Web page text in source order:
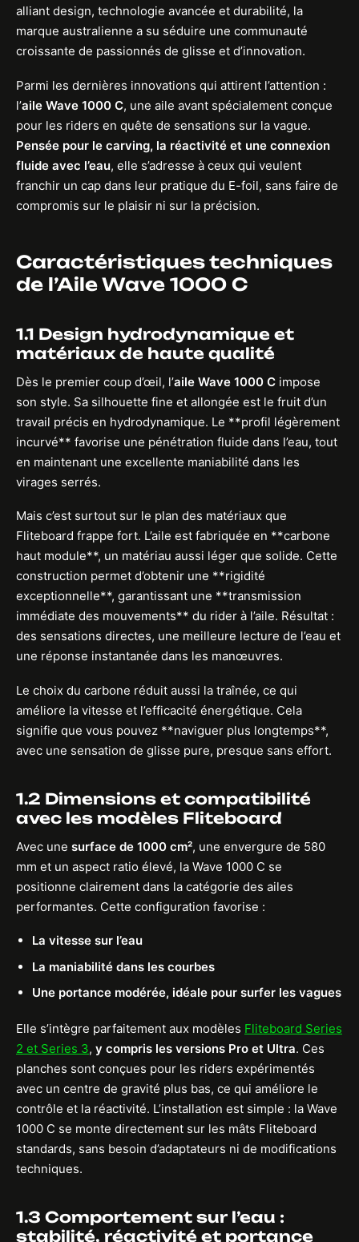
alliant design, technologie avancée et durabilité, la
marque australienne a su séduire une communauté
croissante de passionnés de glisse et d’innovation.
Parmi les dernières innovations qui attirent l’attention :
l’aile Wave 1000 C, une aile avant spécialement conçue
pour les riders en quête de sensations sur la vague.
Pensée pour le carving, la réactivité et une connexion
fluide avec l’eau, elle s’adresse à ceux qui veulent
franchir un cap dans leur pratique du E-foil, sans faire de
compromis sur le plaisir ni sur la précision.
Caractéristiques techniques
de l’Aile Wave 1000 C
1.1 Design hydrodynamique et
matériaux de haute qualité
Dès le premier coup d’œil, l’aile Wave 1000 C impose
son style. Sa silhouette fine et allongée est le fruit d’un
travail précis en hydrodynamique. Le **profil légèrement
incurvé** favorise une pénétration fluide dans l’eau, tout
en maintenant une excellente maniabilité dans les
virages serrés.
Mais c’est surtout sur le plan des matériaux que
Fliteboard frappe fort. L’aile est fabriquée en **carbone
haut module**, un matériau aussi léger que solide. Cette
construction permet d’obtenir une **rigidité
exceptionnelle**, garantissant une **transmission
immédiate des mouvements** du rider à l’aile. Résultat :
des sensations directes, une meilleure lecture de l’eau et
une réponse instantanée dans les manœuvres.
Le choix du carbone réduit aussi la traînée, ce qui
améliore la vitesse et l’efficacité énergétique. Cela
signifie que vous pouvez **naviguer plus longtemps**,
avec une sensation de glisse pure, presque sans effort.
1.2 Dimensions et compatibilité
avec les modèles Fliteboard
Avec une surface de 1000 cm², une envergure de 580
mm et un aspect ratio élevé, la Wave 1000 C se
positionne clairement dans la catégorie des ailes
performantes. Cette configuration favorise :
La vitesse sur l’eau
La maniabilité dans les courbes
Une portance modérée, idéale pour surfer les vagues
Elle s’intègre parfaitement aux modèles Fliteboard Series
2 et Series 3, y compris les versions Pro et Ultra. Ces
planches sont conçues pour les riders expérimentés
avec un centre de gravité plus bas, ce qui améliore le
contrôle et la réactivité. L’installation est simple : la Wave
1000 C se monte directement sur les mâts Fliteboard
standards, sans besoin d’adaptateurs ni de modifications
techniques.
1.3 Comportement sur l’eau :
stabilité, réactivité et portance